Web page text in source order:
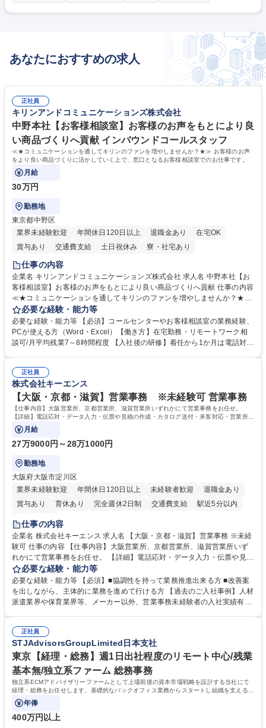
あなたにおすすめの求人
正社員
キリンアンドコミュニケーションズ株式会社
中野本社【お客様相談室】お客様のお声をもとにより良
い商品づくりへ貢献 インバウンドコールスタッフ
≪★コミュニケーションを通してキリンのファンを増やしませんか？★≫ お客様のお声
をより良い商品づくりに活かしていく上で、窓口となるお客様相談室でのお仕事です。
月給
30万円
勤務地
東京都中野区
業界未経験歓迎
年間休日120日以上 退職金あり
在宅OK
賞与あり
交通費支給 土日祝休み 寮・社宅あり
仕事の内容
企業名 キリンアンドコミュニケーションズ株式会社 求人名 中野本社【お
客様相談室】お客様のお声をもとにより良い商品づくりへ貢献 仕事の内容
≪★コミュニケーションを通してキリンのファンを増やしませんか？★≫
お客様のお声をより良い商品づくりに活かしていく上で、窓口となるお客
様相談室でのお仕事です。 日々お客様からいただくキリングループへのご
意見を、企業活動に活かしています。お客様からの声に迅速かつ誠意をも
って対応、情報提供するとともにグループ内活動に反映しています。 【具
平均100件前後■メール・手紙：同上40件前後 募集職種 中野本社【お客様
相談室】お客様のお声をもとにより良い商品づくりへ貢献
必要な経験・能力等
必要な経験・能力等 【必須】コールセンターやお客様相談室の業務経験、
PCが使える方（Word・Excel）【働き方】在宅勤務・リモートワーク相
談可/月平均残業7～8時間程度 【入社後の研修】着任から1か月は電話対応
すのでご安心ください。 【当社について】キリングループの広報機能を担
う会社として、お客様との出会いを大切にし、磨き上げたホスピタリティ
を込めてコミュニケーションをとりながら広報関連業務を行っておりま
す。 学歴・資格 学歴：大学院 大学 高専 短大 専修学校 高校 語学力： 資
格：
正社員
株式会社キーエンス
【大阪・京都・滋賀】営業事務 ※未経験可 営業事務
【仕事内容】大阪営業所、京都営業所、滋賀営業所いずれかにて営業事務をお任せ。
【詳細】電話応対・データ入力・伝票や見積の作成・カタログ送付・来客対応・営業所内
で発生する事務業務や業務改善をお任せ。
月給
27万9000円～28万1000円
勤務地
大阪府大阪市淀川区
業界未経験歓迎
年間休日120日以上 未経験者歓迎
退職金あり
賞与あり
育休あり 完全週休2日制 交通費支給
駅近5分以内
土日祝休み
仕事の内容
企業名 株式会社キーエンス 求人名 【大阪・京都・滋賀】営業事務 ※未経
験可 仕事の内容 【仕事内容】大阪営業所、京都営業所、滋賀営業所いず
れかにて営業事務をお任せ。 【詳細】電話応対・データ入力・伝票や見積
の作成・カタログ送付・来客対応・営業所内で発生する事務業務や業務改
善をお任せ。 【教育制度】ご入社後、育成担当とペアになりながらOJTに
て業務を覚えていただくことが可能です。業務システムがきちんと構築さ
れているため、スムーズに仕事に慣れることができる環境です。また、
募集職種 【大阪・京都・滋賀】営業事務 ※未経験可
必要な経験・能力等
必要な経験・能力等 【必須】■協調性を持って業務推進出来る方 ■改善案
を出しながら、主体的に業務を進めて行ける方 【過去のご入社事例】人材
派遣業界や保育業界等、メーカー以外、営業事務未経験者の入社実績有
えて、お客様や社員の状況に合わせ、能動的なサポート、改善の動きも期
待され。組織を支えるスペシャリストとして、チームに貢献し、結果的に
社員から頼られる存在になることができます。平均19:30の退勤以降の業
務の持ち帰りも禁止されており、メリハリのある働き方となります。 学
歴・資格 学歴：大学院 大学 高専 短大 語学力： 資格：
正社員
STJAdvisorsGroupLimited日本支社
東京【経理・総務】週1日出社程度のリモート中心/残業
基本無/独立系ファーム 総務事務
独立系ECMアドバイザリーファームとして上場前後の資本市場戦略を設計する当社にて
経理・総務をお任せします。基礎的なバックオフィス業務からスタートし組織を支える専
任担当として広く活躍できる環境です。
年俸
400万円以上